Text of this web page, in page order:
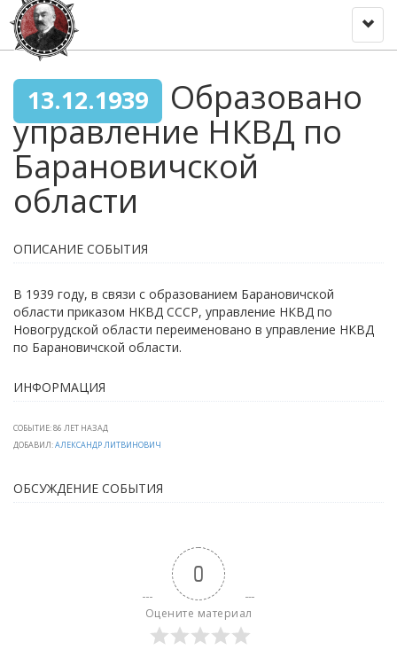
13.12.1939 Образовано
управление НКВД по
Барановичской
области
ОПИСАНИЕ СОБЫТИЯ
В 1939 году, в связи с образованием Барановичской
области приказом НКВД СССР, управление НКВД по
Новогрудской области переименовано в управление НКВД
по Барановичской области.
ИНФОРМАЦИЯ
СОБЫТИЕ: 86 ЛЕТ НАЗАД
ДОБАВИЛ:АЛЕКСАНДР ЛИТВИНОВИЧ
ОБСУЖДЕНИЕ СОБЫТИЯ
0
Оцените материал